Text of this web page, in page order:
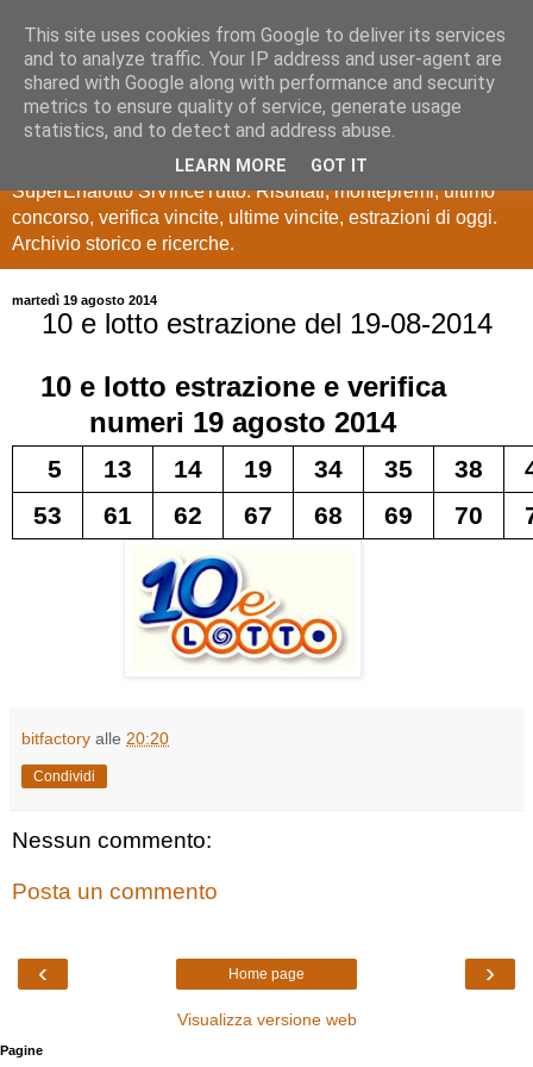
Estrazioni Lotto
SuperEnalotto
Ultime estrazioni di Lotto, SuperEnalotto, 10 e lotto,
SuperEnalotto SiVinceTutto. Risultati, montepremi, ultimo
concorso, verifica vincite, ultime vincite, estrazioni di oggi.
Archivio storico e ricerche.
martedì 19 agosto 2014
10 e lotto estrazione del 19-08-2014
10 e lotto estrazione e verifica
numeri 19 agosto 2014
5 13 14 19 34 35 38
53
61 62 67 68 69 70
bitfactory alle 20:20
Condividi
Nessun commento:
Posta un commento
‹ ›
Home page
Visualizza versione web
Pagine
This site uses cookies from Google to deliver its services
and to analyze traffic. Your IP address and user-agent are
shared with Google along with performance and security
metrics to ensure quality of service, generate usage
statistics, and to detect and address abuse.
LEARN MORE GOT IT